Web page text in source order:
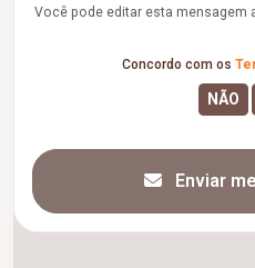
Você pode editar esta mensagem
Concordo com os
Enviar